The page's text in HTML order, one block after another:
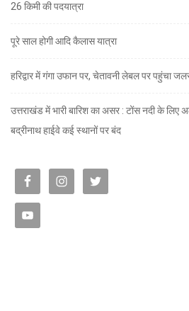
26 किमी की पदयात्रा
पूरे साल होगी आदि कैलास यात्रा
हरिद्वार में गंगा उफान पर, चेतावनी लेबल पर पहुंचा
उत्तराखंड में भारी बारिश का असर : टोंस नदी के लिए
बद्रीनाथ हाईवे कई स्थानों पर बंद